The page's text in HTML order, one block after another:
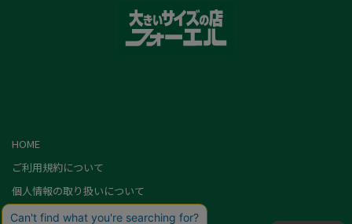
HOME
ご利用規約について
個人情報の取り扱いについて
特定商取引に基づく表記